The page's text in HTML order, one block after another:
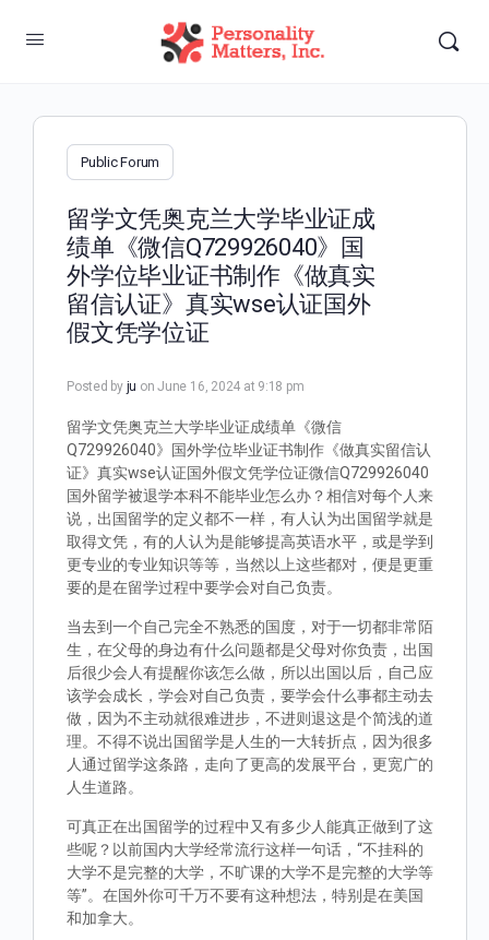
Public Forum
留学文凭奥克兰大学毕业证成
绩单《微信Q729926040》国
外学位毕业证书制作《做真实
留信认证》真实wse认证国外
假文凭学位证
Posted by ju on June 16, 2024 at 9:18 pm
留学文凭奥克兰大学毕业证成绩单《微信
Q729926040》国外学位毕业证书制作《做真实留信认
证》真实wse认证国外假文凭学位证微信Q729926040
国外留学被退学本科不能毕业怎么办？相信对每个人来
说，出国留学的定义都不一样，有人认为出国留学就是
取得文凭，有的人认为是能够提高英语水平，或是学到
更专业的专业知识等等，当然以上这些都对，便是更重
要的是在留学过程中要学会对自己负责。
当去到一个自己完全不熟悉的国度，对于一切都非常陌
生，在父母的身边有什么问题都是父母对你负责，出国
后很少会人有提醒你该怎么做，所以出国以后，自己应
该学会成长，学会对自己负责，要学会什么事都主动去
做，因为不主动就很难进步，不进则退这是个简浅的道
理。不得不说出国留学是人生的一大转折点，因为很多
人通过留学这条路，走向了更高的发展平台，更宽广的
人生道路。
可真正在出国留学的过程中又有多少人能真正做到了这
些呢？以前国内大学经常流行这样一句话，“不挂科的
大学不是完整的大学，不旷课的大学不是完整的大学等
等”。在国外你可千万不要有这种想法，特别是在美国
和加拿大。